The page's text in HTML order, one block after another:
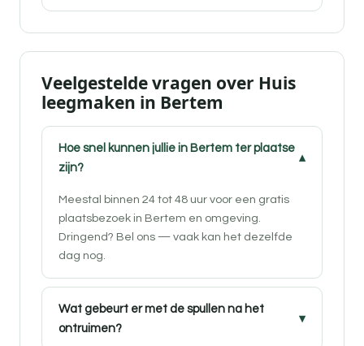
Veelgestelde vragen over Huis
leegmaken in Bertem
Hoe snel kunnen jullie in Bertem ter plaatse
zijn?
Meestal binnen 24 tot 48 uur voor een gratis
plaatsbezoek in Bertem en omgeving.
Dringend? Bel ons — vaak kan het dezelfde
dag nog.
Wat gebeurt er met de spullen na het
ontruimen?